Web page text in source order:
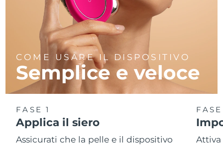
COME USARE IL DISPOSITIVO
Semplice e veloce
FASE 1
Applica il siero
Assicurati che la pelle e il dispositivo